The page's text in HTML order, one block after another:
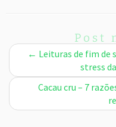
Post
← Leituras de fim de
stress
Cacau cru – 7